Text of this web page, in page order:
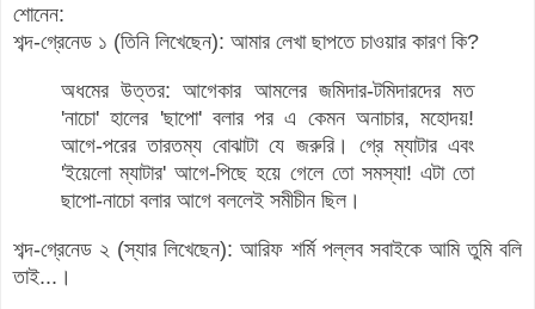
শোনেন:
শব্দ-গ্রেনেড ১ (তিনি লিখেছেন): আমার লেখা ছাপতে চাওয়ার কারণ কি?
অধমের উত্তর: আগেকার আমলের জমিদার-টমিদারদের মত
'নাচো' হালের 'ছাপো' বলার পর এ কেমন অনাচার, মহোদয়!
আগে-পরের তারতম্য বোঝাটা যে জরুরি। গ্রে ম্যাটার এবং
'ইয়েলো ম্যাটার' আগে-পিছে হয়ে গেলে তো সমস্যা! এটা তো
ছাপো-নাচো বলার আগে বললেই সমীচীন ছিল।
শব্দ-গ্রেনেড ২ (স্যার লিখেছেন):আরিফ শর্মি পল্লব সবাইকে আমি তুমি বলি
তাই... ।